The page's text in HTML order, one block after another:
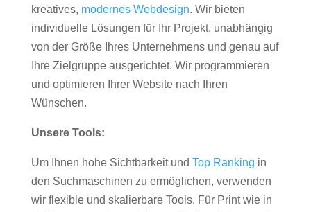
kreatives, modernes Webdesign. Wir bieten
individuelle Lösungen für Ihr Projekt, unabhängig
von der Größe Ihres Unternehmens und genau auf
Ihre Zielgruppe ausgerichtet. Wir programmieren
und optimieren Ihrer Website nach Ihren
Wünschen.
Unsere Tools:
Um Ihnen hohe Sichtbarkeit und Top Ranking in
den Suchmaschinen zu ermöglichen, verwenden
wir flexible und skalierbare Tools. Für Print wie in